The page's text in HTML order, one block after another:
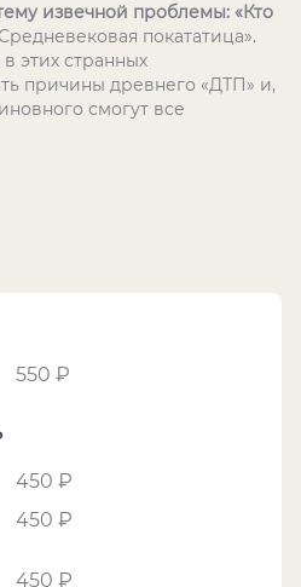
извечной проблемы: «Кто
покататица».
этих странных
причины древнего «ДТП» и,
смогут все
550 ₽
450 ₽
450 ₽
450 ₽